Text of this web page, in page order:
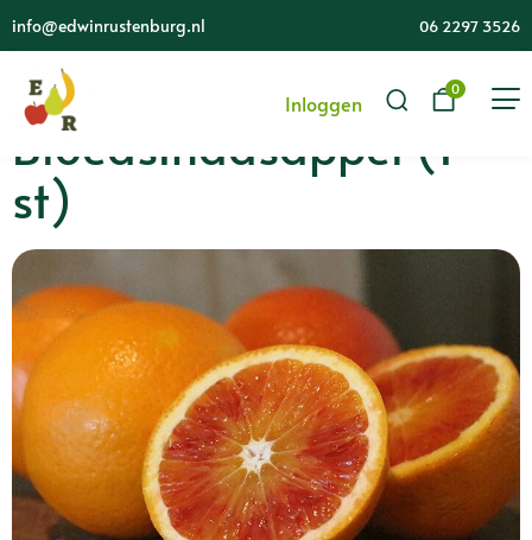
info@edwinrustenburg.nl 06 2297 3526
Inloggen
0
Bloedsinaasappel (1
st)